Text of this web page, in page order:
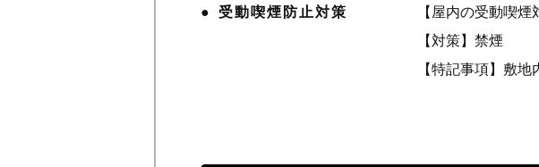
受動喫煙防止対策
【屋内の受動喫煙
【対策】禁煙
【特記事項】敷地